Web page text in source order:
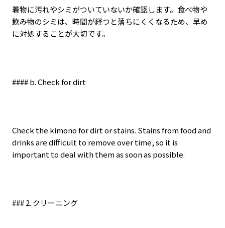
着物に汚れやシミがついていないか確認します。食べ物や
飲み物のシミは、時間が経つと落ちにくくなるため、早め
に対処することが大切です。
#### b. Check for dirt
Check the kimono for dirt or stains. Stains from food and
drinks are difficult to remove over time, so it is
important to deal with them as soon as possible.
### 2. クリーニング